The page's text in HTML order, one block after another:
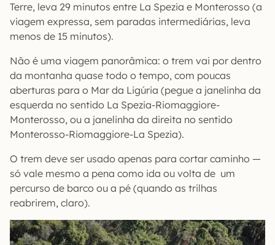
Terre, leva 29 minutos entre La Spezia e Monterosso (a
viagem expressa, sem paradas intermediárias, leva
menos de 15 minutos).
Não é uma viagem panorâmica: o trem vai por dentro
da montanha quase todo o tempo, com poucas
aberturas para o Mar da Ligúria (pegue a janelinha da
esquerda no sentido La Spezia-Riomaggiore-
Monterosso, ou a janelinha da direita no sentido
Monterosso-Riomaggiore-La Spezia).
O trem deve ser usado apenas para cortar caminho —
só vale mesmo a pena como ida ou volta de um
percurso de barco ou a pé (quando as trilhas
reabrirem, claro).